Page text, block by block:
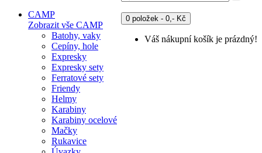
0 položek - 0,- Kč
Váš nákupní košík je prázdný!
CAMP
Zobrazit vše CAMP
Batohy, vaky
Cepíny, hole
Expresky
Expresky sety
Ferratové sety
Friendy
Helmy
Karabiny
Karabiny ocelové
Mačky
Rukavice